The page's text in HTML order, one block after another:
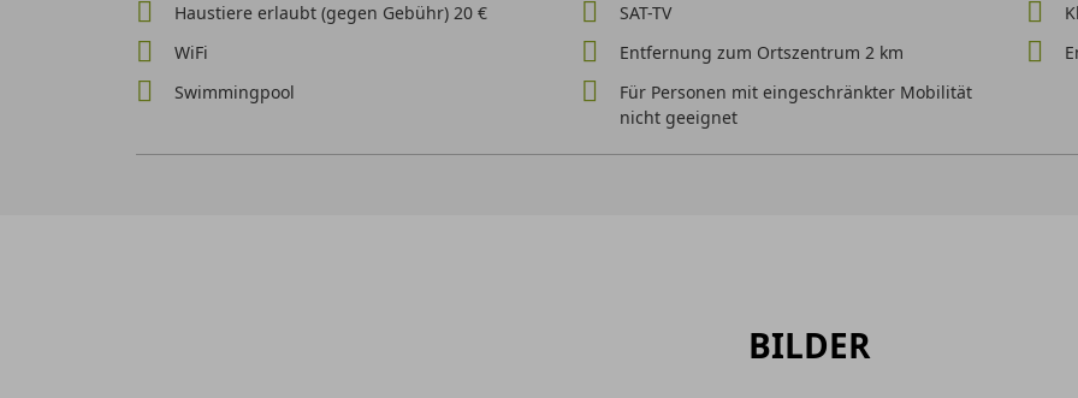
Haustiere erlaubt (gegen Gebühr) 20 € SAT-TV
WiFi
Entfernung zum Ortszentrum 2 km
Swimmingpool
Für Personen mit eingeschränkter Mobilität
nicht geeignet
BILDER